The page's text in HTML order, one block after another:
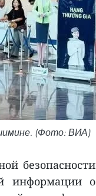
(Фото: ВИА)
безопасности
информации о